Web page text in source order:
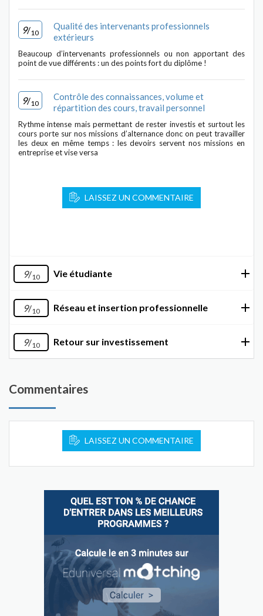
9/10
Qualité des intervenants professionnels
extérieurs
Beaucoup d’intervenants professionnels ou non apportant des
point de vue différents : un des points fort du diplôme !
9/10
Contrôle des connaissances, volume et
répartition des cours, travail personnel
Rythme intense mais permettant de rester investis et surtout les
cours porte sur nos missions d’alternance donc on peut travailler
les deux en même temps : les devoirs servent nos missions en
entreprise et vise versa
LAISSEZ UN COMMENTAIRE
9/10 Vie étudiante
9/10 Réseau et insertion professionnelle
9/10 Retour sur investissement
Commentaires
LAISSEZ UN COMMENTAIRE